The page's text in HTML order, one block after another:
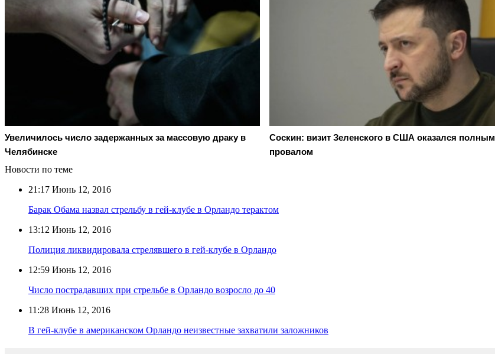
Увеличилось число задержанных за массовую драку в
Челябинске
Соскин: визит Зеленского в США оказался полным
провалом
Новости по теме
21:17 Июнь 12, 2016
Барак Обама назвал стрельбу в гей-клубе в Орландо терактом
13:12 Июнь 12, 2016
Полиция ликвидировала стрелявшего в гей-клубе в Орландо
12:59 Июнь 12, 2016
Число пострадавших при стрельбе в Орландо возросло до 40
11:28 Июнь 12, 2016
В гей-клубе в американском Орландо неизвестные захватили заложников